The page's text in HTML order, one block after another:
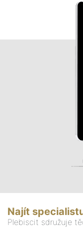
Najít
Plebiscit sdružuje